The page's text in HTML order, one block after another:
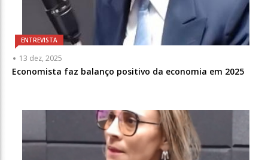
ENTREVISTA
13 dez, 2025
Economista faz balanço positivo da economia em 2025